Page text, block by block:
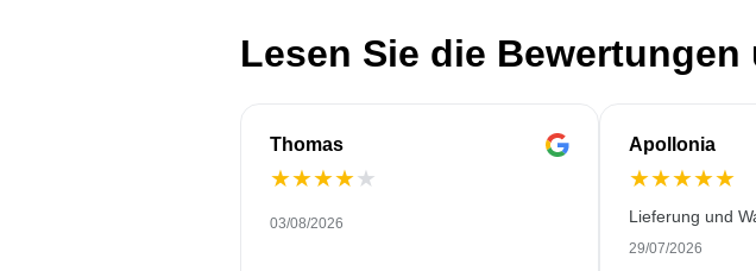
Lesen Sie die
Thomas
★★★★★
03/08/2026
Apollonia
★★★★★
Lieferung und
29/07/2026